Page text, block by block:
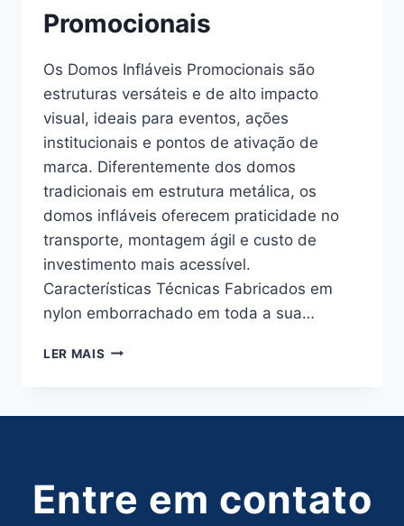
Promocionais
Os Domos Infláveis Promocionais são
estruturas versáteis e de alto impacto
visual, ideais para eventos, ações
institucionais e pontos de ativação de
marca. Diferentemente dos domos
tradicionais em estrutura metálica, os
domos infláveis oferecem praticidade no
transporte, montagem ágil e custo de
investimento mais acessível.
Características Técnicas Fabricados em
nylon emborrachado em toda a sua…
LER MAIS DOMOS
Entre em contato